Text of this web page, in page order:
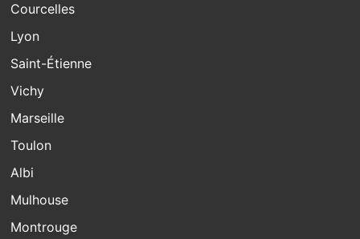
Courcelles
Lyon
Saint-Étienne
Vichy
Marseille
Toulon
Albi
Mulhouse
Montrouge